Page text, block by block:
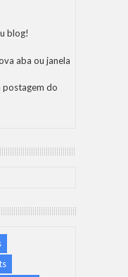
blog!
aba ou janela
postagem do